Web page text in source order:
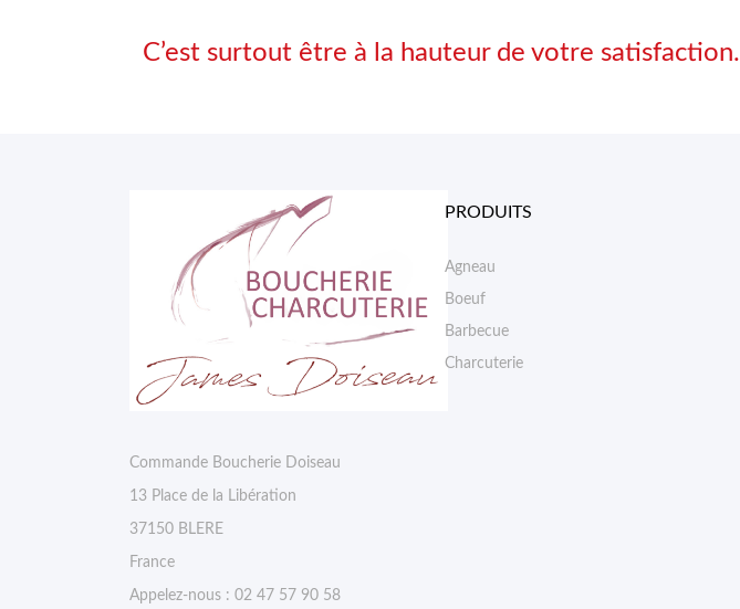
C’est surtout être à la hauteur de votre satisfaction.
Commande Boucherie Doiseau
13 Place de la Libération
37150 BLERE
France
Appelez-nous : 02 47 57 90 58
PRODUITS
Agneau
Boeuf
Barbecue
Charcuterie